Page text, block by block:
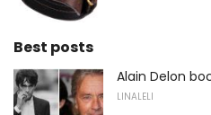
Best posts
Alain Delon
LINALELI